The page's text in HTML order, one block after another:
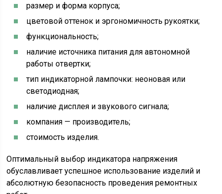
размер и форма корпуса;
цветовой оттенок и эргономичность рукоятки;
функциональность;
наличие источника питания для автономной
работы отвертки;
тип индикаторной лампочки: неоновая или
светодиодная;
наличие дисплея и звукового сигнала;
компания — производитель;
стоимость изделия.
Оптимальный выбор индикатора напряжения
обуславливает успешное использование изделий и
абсолютную безопасность проведения ремонтных